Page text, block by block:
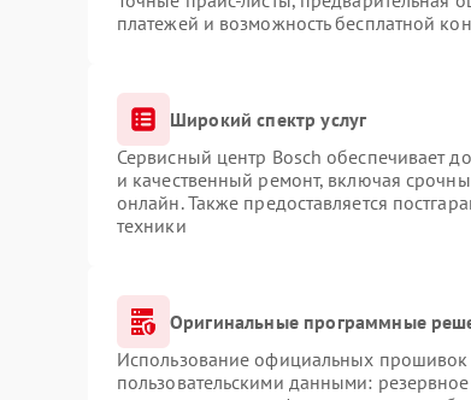
платежей и возможность бесплатной
Широкий спектр услуг
Сервисный центр Bosch обеспечивает
и качественный ремонт, включая
онлайн. Также предоставляется
техники
Оригинальные программные
Использование официальных прошивок
пользовательскими данными: